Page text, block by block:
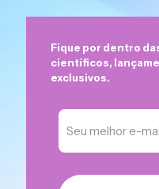
Fique por dentro
científicos,
exclusivos.